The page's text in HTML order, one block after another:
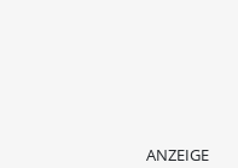
ANZEIGE